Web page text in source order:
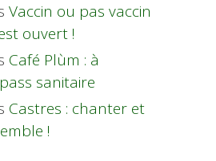
Vaccin ou pas vaccin
ouvert !
Café Plùm : à
sanitaire
Castres : chanter et
!